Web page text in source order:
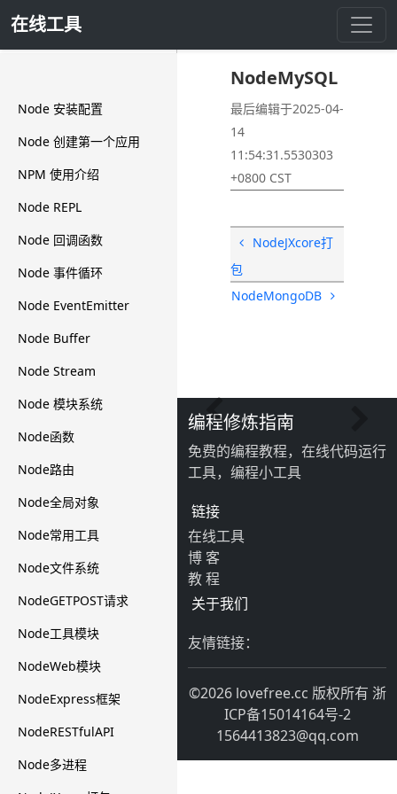
在线工具
Node 安装配置
Node 创建第一个应用
NPM 使用介绍
Node REPL
Node 回调函数
Node 事件循环
Node EventEmitter
Node Buffer
Node Stream
Node 模块系统
Node函数
Node路由
Node全局对象
Node常用工具
Node文件系统
NodeGETPOST请求
Node工具模块
NodeWeb模块
NodeExpress框架
NodeRESTfulAPI
Node多进程
NodeMySQL
最后编辑于2025-04-
14
11:54:31.5530303
+0800 CST
NodeJXcore打
包
NodeMongoDB
编程修炼指南
免费的编程教程，在线代码运行
工具，编程小工具
链接
在线工具
博 客
教 程
关于我们
友情链接：
©2026 lovefree.cc 版权所有 浙
ICP备15014164号-2
1564413823@qq.com